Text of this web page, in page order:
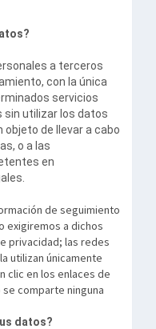
a terceros
con la única
servicios
utilizar los datos
objeto de llevar a cabo
o a las
en
de seguimiento
exigiremos a dichos
privacidad; las redes
utilizan únicamente
clic en los enlaces de
comparte ninguna
datos?